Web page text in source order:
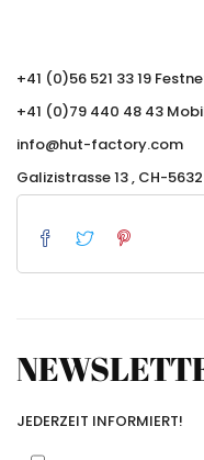
+41 (0)56 521 33 19
+41 (0)79 440 48 43
info@hut-factory.com
Galizistrasse 13 , CH-
JEDERZEIT INFORMIERT!